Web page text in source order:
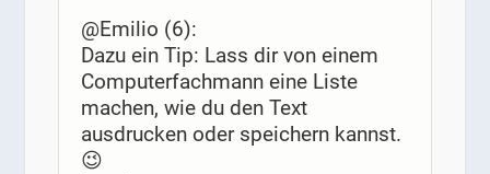
@Emilio (6):
Dazu ein Tip: Lass dir von einem
Computerfachmann eine Liste
machen, wie du den Text
ausdrucken oder speichern kannst.
😉